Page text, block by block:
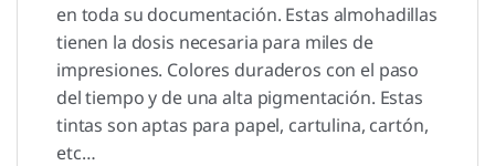
en toda su documentación. Estas almohadillas
tienen la dosis necesaria para miles de
impresiones. Colores duraderos con el paso
del tiempo y de una alta pigmentación. Estas
tintas son aptas para papel, cartulina, cartón,
etc…